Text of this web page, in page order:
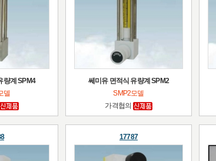
량계 SPM4
델
쎄미유 면적식 유량계 SPM2
SMP2모델
가격협의
17787